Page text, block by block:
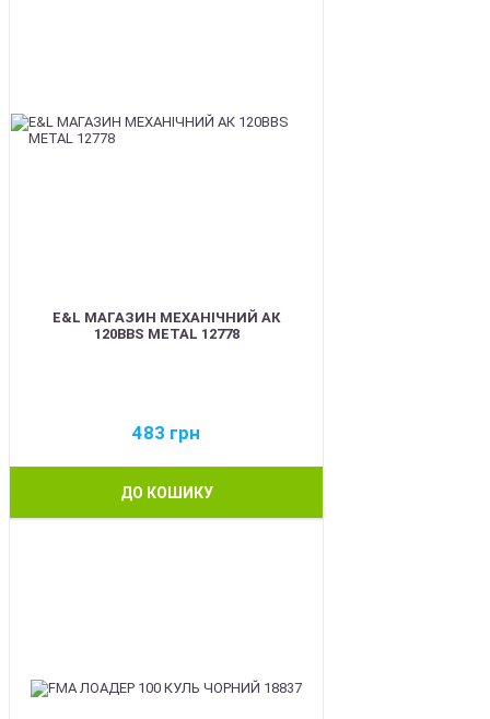
E&L МАГАЗИН МЕХАНІЧНИЙ АК
120BBS METAL 12778
483 грн
ДО КОШИКУ